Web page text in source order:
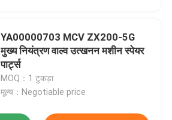
YA00000703 MCV ZX200-5G
मुख्य नियंत्रण वाल्व उत्खनन मशीन स्पेयर
पार्ट्स
MOQ：1 टुकड़ा
मूल्य：Negotiable price